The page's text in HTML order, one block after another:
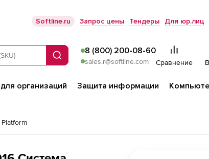
Softline.ru Запрос цены Тендеры Для юр.лиц
Поиск
8 (800) 200-08-60
sales.r@softline.com Сравнение
организаций Защита информации
Platform